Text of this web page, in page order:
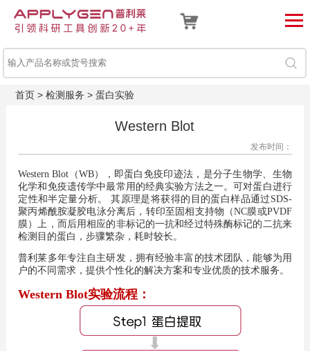
首页> 检测服务 > 蛋白实验
Western Blot
发布时间：
Western Blot（WB），即蛋白免疫印迹法，是分子生物学、生物
化学和免疫遗传学中最常用的经典实验方法之一。可对蛋白进行
定性和半定量分析。 其原理是将获得的目的蛋白样品通过SDS-
聚丙烯酰胺凝胶电泳分离后，转印至固相支持物（NC膜或PVDF
膜）上，而后用相应的非标记的一抗和经过特殊酶标记的二抗来
检测目的蛋白，步骤繁杂，耗时较长。
普利莱多年专注自主研发，拥有经验丰富的技术团队，能够为用
户的不同需求，提供个性化的解决方案和专业优质的技术服务。
Western Blot实验流程：